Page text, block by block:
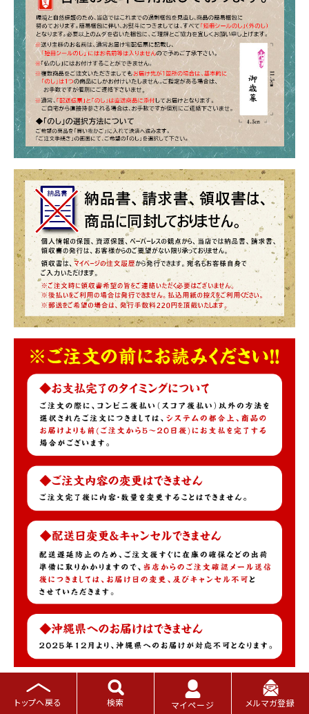
商品のポイント
★楽天グルメ大賞カニ部門受賞！
トップへ戻る 検索 マイページ メルマガ登録